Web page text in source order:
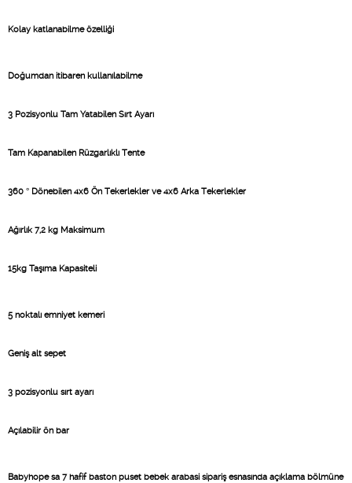
Kolay katlanabilme özelliği
Doğumdan itibaren kullanılabilme
3 Pozisyonlu Tam Yatabilen Sırt Ayarı
Tam Kapanabilen Rüzgarlıklı Tente
360 ° Dönebilen 4x6 Ön Tekerlekler ve 4x6 Arka Tekerlekler
Ağırlık 7,2 kg Maksimum
15kg Taşıma Kapasiteli
5 noktalı emniyet kemeri
Geniş alt sepet
3 pozisyonlu sırt ayarı
Açılabilir ön bar
Babyhope sa 7 hafif baston puset bebek arabasi sipariş esnasında açıklama bölmüne